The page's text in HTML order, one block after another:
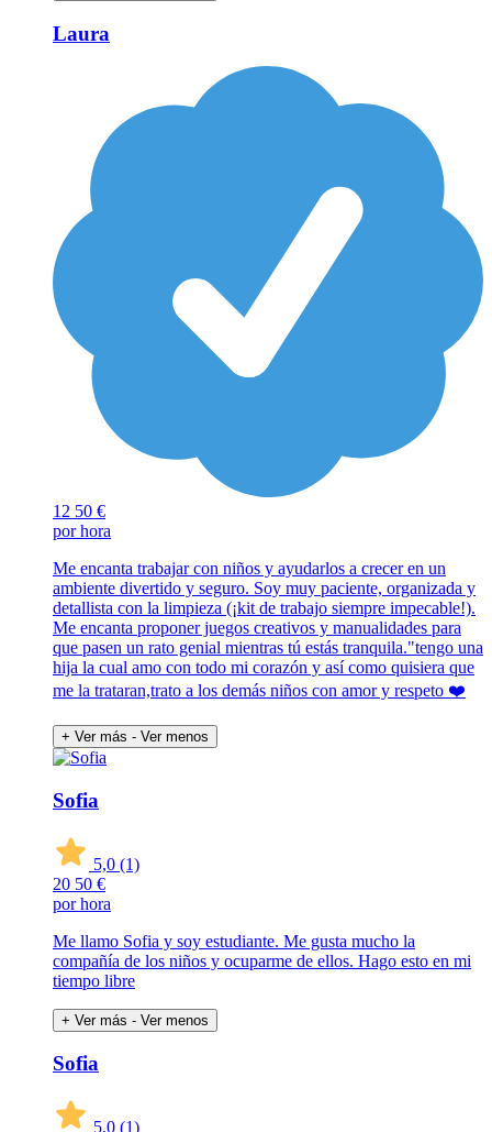
Laura
12 50 €
por hora
Me encanta trabajar con niños y ayudarlos a crecer en un
ambiente divertido y seguro. Soy muy paciente, organizada y
detallista con la limpieza (¡kit de trabajo siempre impecable!).
Me encanta proponer juegos creativos y manualidades para
que pasen un rato genial mientras tú estás tranquila."tengo una
hija la cual amo con todo mi corazón y así como quisiera que
me la trataran,trato a los demás niños con amor y respeto ❤️
+ Ver más - Ver menos
Sofia
5,0 (1)
20 50 €
por hora
Me llamo Sofia y soy estudiante. Me gusta mucho la
compañía de los niños y ocuparme de ellos. Hago esto en mi
tiempo libre
+ Ver más - Ver menos
Sofia
5,0 (1)